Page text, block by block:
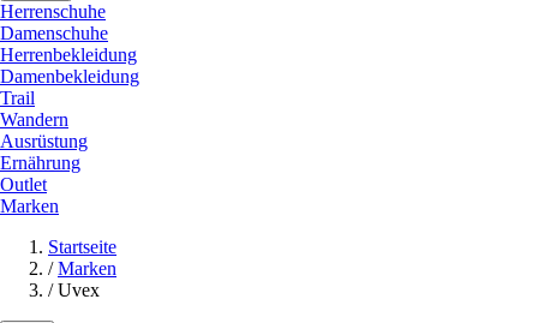
Herrenschuhe
Damenschuhe
Herrenbekleidung
Damenbekleidung
Trail
Wandern
Ausrüstung
Ernährung
Outlet
Marken
Startseite
/ Marken
/ Uvex